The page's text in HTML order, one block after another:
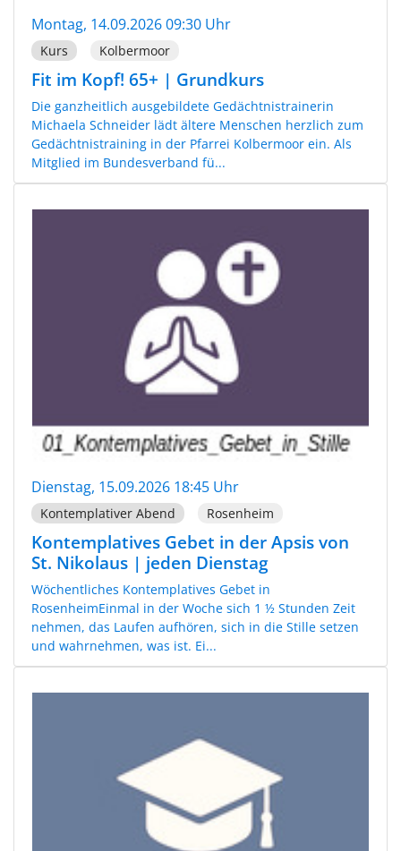
Montag, 14.09.2026 09:30 Uhr
Kurs Kolbermoor
Fit im Kopf! 65+ | Grundkurs
Die ganzheitlich ausgebildete Gedächtnistrainerin
Michaela Schneider lädt ältere Menschen herzlich zum
Gedächtnistraining in der Pfarrei Kolbermoor ein. Als
Mitglied im Bundesverband fü...
Dienstag, 15.09.2026 18:45 Uhr
Kontemplativer Abend Rosenheim
Kontemplatives Gebet in der Apsis von
St. Nikolaus | jeden Dienstag
Wöchentliches Kontemplatives Gebet in
RosenheimEinmal in der Woche sich 1 ½ Stunden Zeit
nehmen, das Laufen aufhören, sich in die Stille setzen
und wahrnehmen, was ist. Ei...